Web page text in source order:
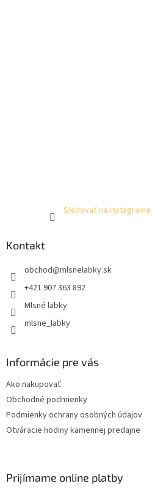
Sledovať na Instagrame
Kontakt
obchod@mlsnelabky.sk
+421 907 363 892
Mlsné labky
mlsne_labky
Informácie pre vás
Ako nakupovať
Obchodné podmienky
Podmienky ochrany osobných údajov
Otváracie hodiny kamennej predajne
Prijímame online platby